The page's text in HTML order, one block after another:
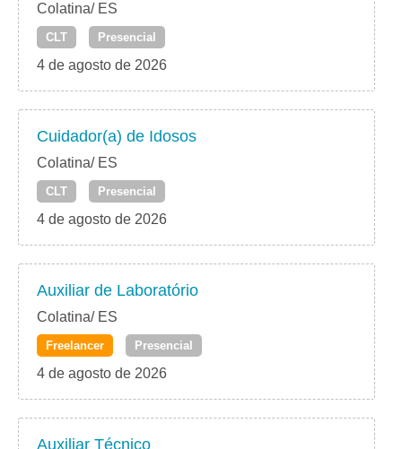
Colatina/ ES
CLT Presencial
4 de agosto de 2026
Cuidador(a) de Idosos
Colatina/ ES
CLT Presencial
4 de agosto de 2026
Auxiliar de Laboratório
Colatina/ ES
Freelancer Presencial
4 de agosto de 2026
Auxiliar Técnico